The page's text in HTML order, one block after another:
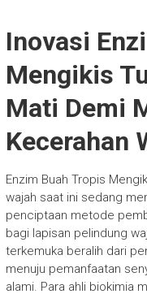
Inovasi
Mengikis
Mati Demi
Kecerahan
Enzim Buah Tropis
wajah saat ini sedang
penciptaan metode
bagi lapisan pelindung
terkemuka beralih dari
menuju pemanfaatan
alami. Para ahli biokimia